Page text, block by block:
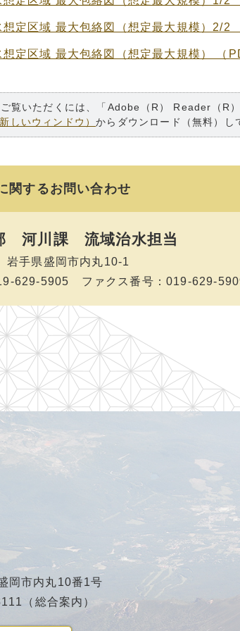
定区域 最大包絡図（想定最大規模）2/2
定区域 最大包絡図（想定最大規模） （
覧いただくには、「Adobe（R） Reader（R
しいウィンドウ）からダウンロード（無料）し
関するお問い合わせ
河川課流域治水担当
手県盛岡市内丸10-1
629-5905 ファクス番号：019-629-
市内丸10番1号
（総合案内）